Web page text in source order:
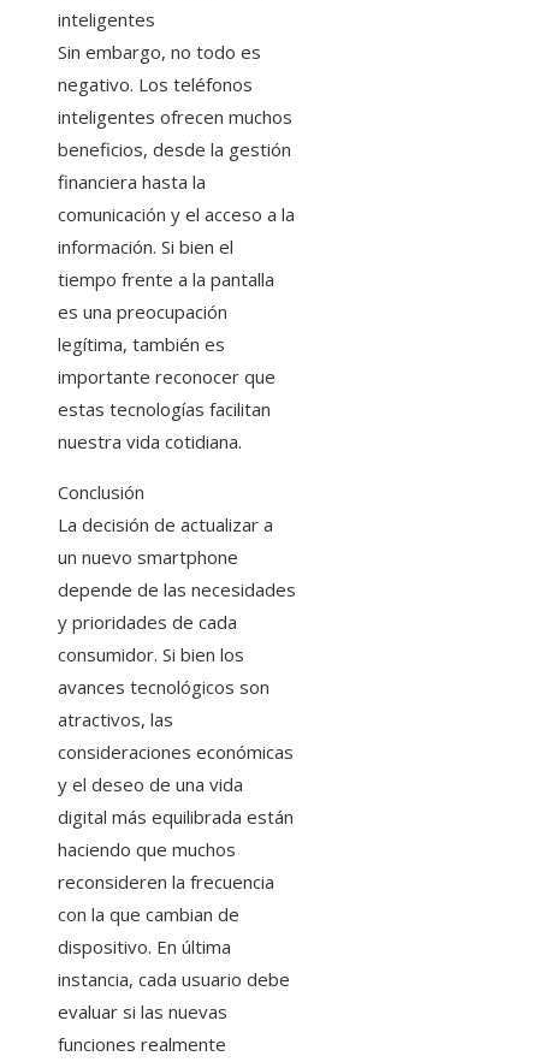
inteligentes
Sin embargo, no todo es
negativo. Los teléfonos
inteligentes ofrecen muchos
beneficios, desde la gestión
financiera hasta la
comunicación y el acceso a la
información. Si bien el
tiempo frente a la pantalla
es una preocupación
legítima, también es
importante reconocer que
estas tecnologías facilitan
nuestra vida cotidiana.
Conclusión
La decisión de actualizar a
un nuevo smartphone
depende de las necesidades
y prioridades de cada
consumidor. Si bien los
avances tecnológicos son
atractivos, las
consideraciones económicas
y el deseo de una vida
digital más equilibrada están
haciendo que muchos
reconsideren la frecuencia
con la que cambian de
dispositivo. En última
instancia, cada usuario debe
evaluar si las nuevas
funciones realmente